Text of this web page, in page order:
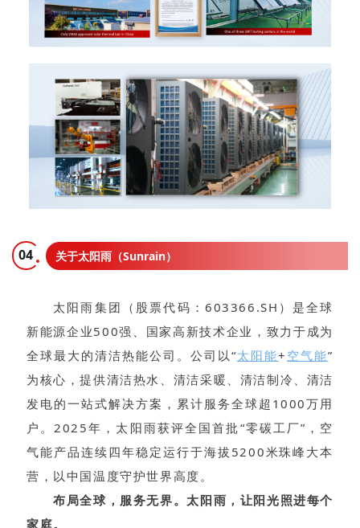
04 关于太阳雨（Sunrain）
太阳雨集团（股票代码：603366.SH）是全球
新能源企业500强、国家高新技术企业，致力于成为
全球最大的清洁热能公司。公司以“太阳能+ 空气能”
为核心，提供清洁热水、清洁采暖、清洁制冷、清洁
发电的一站式解决方案，累计服务全球超1000万用
户。2025年，太阳雨获评全国首批“零碳工厂”，空
气能产品连续四年稳定运行于海拔5200米珠峰大本
营，以中国温度守护世界高度。
布局全球，服务无界。太阳雨，让阳光照进每个
家庭。